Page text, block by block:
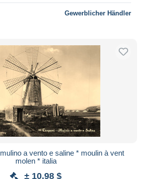
Gewerblicher Händler
a vento e saline * moulin à vent
molen * italia
± 10,98 $